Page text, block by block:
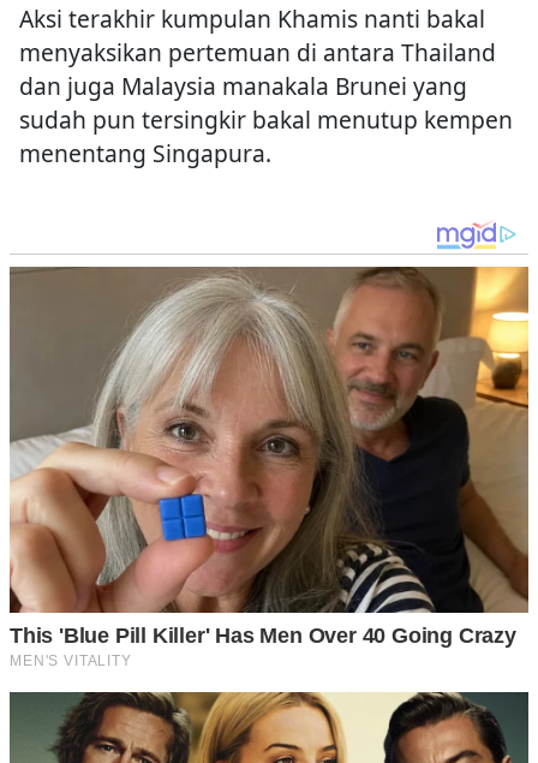
Aksi terakhir kumpulan Khamis nanti bakal
menyaksikan pertemuan di antara Thailand
dan juga Malaysia manakala Brunei yang
sudah pun tersingkir bakal menutup kempen
menentang Singapura.